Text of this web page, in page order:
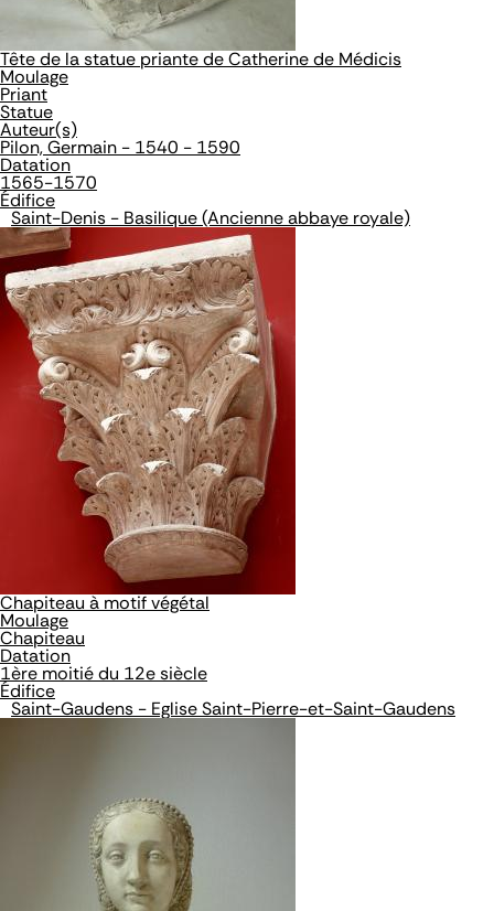
Tête de la statue priante de Catherine de Médicis
Moulage
Priant
Statue
Auteur(s)
Pilon, Germain - 1540 - 1590
Datation
1565-1570
Édifice
Saint-Denis - Basilique (Ancienne abbaye royale)
Chapiteau à motif végétal
Moulage
Chapiteau
Datation
1ère moitié du 12e siècle
Édifice
Saint-Gaudens - Eglise Saint-Pierre-et-Saint-Gaudens